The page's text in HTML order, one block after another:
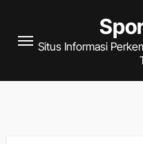
content Situs Informasi